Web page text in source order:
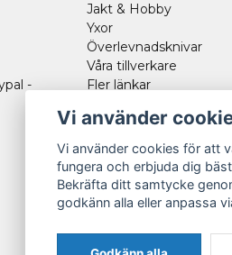
-
Jakt & Hobby
Yxor
Överlevnadsknivar
Våra tillverkare
Fler länkar
Vi använder
Vi använder cookies för att
fungera och erbjuda dig
Bekräfta ditt samtycke
godkänn alla eller anpassa